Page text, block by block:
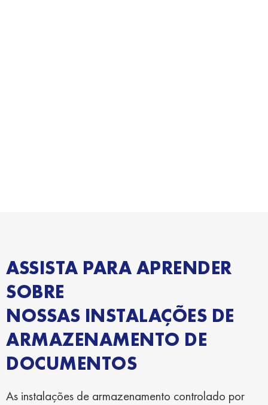
ASSISTA PARA APRENDER
SOBRE
NOSSAS INSTALAÇÕES DE
ARMAZENAMENTO DE
DOCUMENTOS
As instalações de armazenamento controlado por